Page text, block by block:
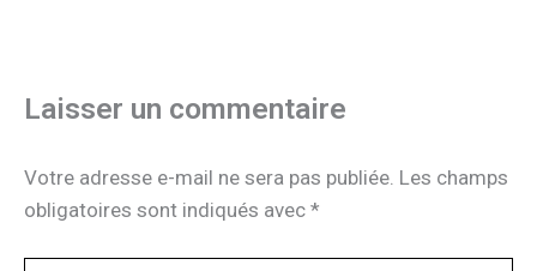
Laisser un commentaire
Votre adresse e-mail ne sera pas publiée. Les champs
obligatoires sont indiqués avec *